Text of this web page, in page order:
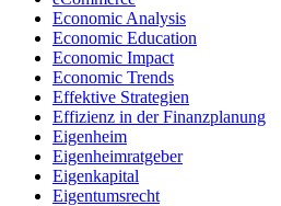
Economic Analysis
Economic Education
Economic Impact
Economic Trends
Effektive Strategien
Effizienz in der Finanzplanung
Eigenheim
Eigenheimratgeber
Eigenkapital
Eigentumsrecht